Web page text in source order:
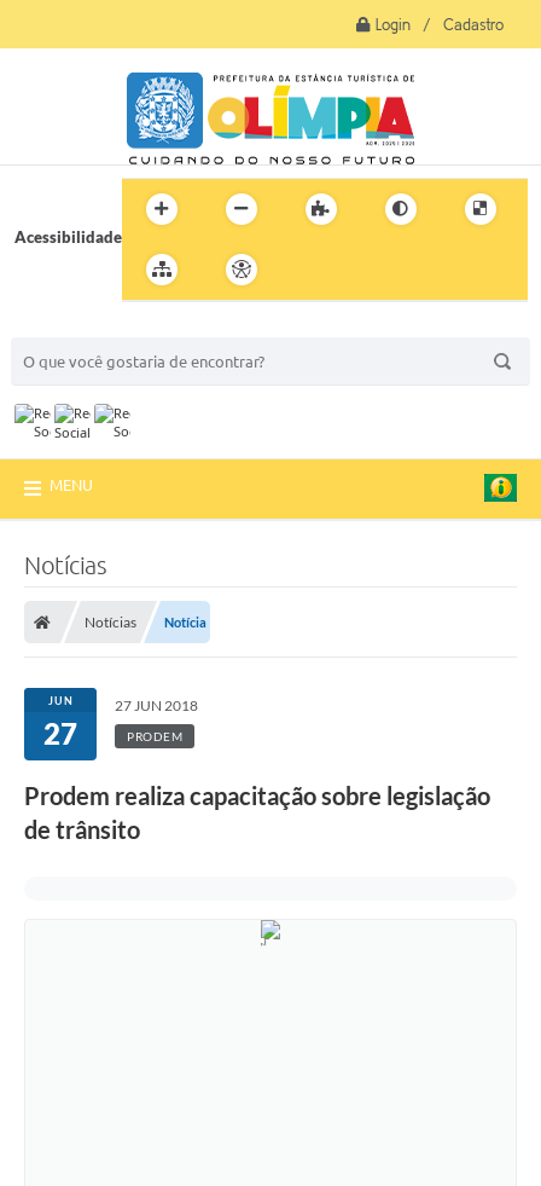
Login / Cadastro
Acessibilidade
MENU
Notícias
Notícias Notícia
JUN
27
27 JUN 2018
PRODEM
Prodem realiza capacitação sobre legislação
de trânsito